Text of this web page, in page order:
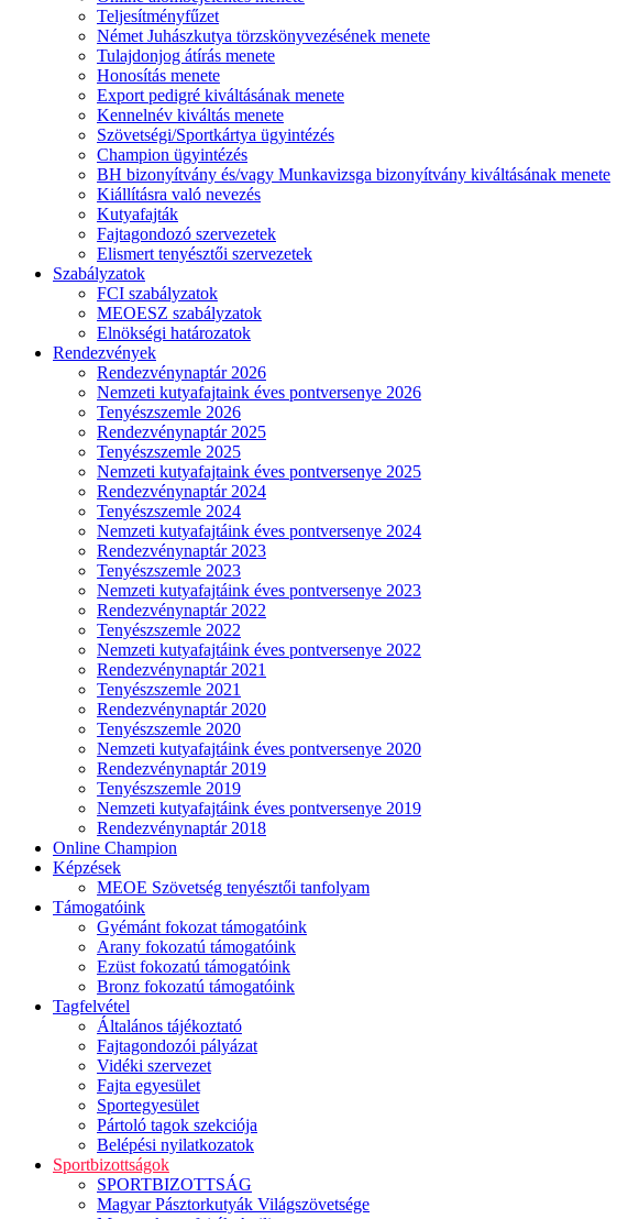
Teljesítményfűzet
Német Juhászkutya törzskönyvezésének menete
Tulajdonjog átírás menete
Honosítás menete
Export pedigré kiváltásának menete
Kennelnév kiváltás menete
Szövetségi/Sportkártya ügyintézés
Champion ügyintézés
BH bizonyítvány és/vagy Munkavizsga bizonyítvány kiváltásának menete
Kiállításra való nevezés
Kutyafajták
Fajtagondozó szervezetek
Elismert tenyésztői szervezetek
Szabályzatok
FCI szabályzatok
MEOESZ szabályzatok
Elnökségi határozatok
Rendezvények
Rendezvénynaptár 2026
Nemzeti kutyafajtaink éves pontversenye 2026
Tenyészszemle 2026
Rendezvénynaptár 2025
Tenyészszemle 2025
Nemzeti kutyafajtaink éves pontversenye 2025
Rendezvénynaptár 2024
Tenyészszemle 2024
Nemzeti kutyafajtáink éves pontversenye 2024
Rendezvénynaptár 2023
Tenyészszemle 2023
Nemzeti kutyafajtáink éves pontversenye 2023
Rendezvénynaptár 2022
Tenyészszemle 2022
Nemzeti kutyafajtáink éves pontversenye 2022
Rendezvénynaptár 2021
Tenyészszemle 2021
Rendezvénynaptár 2020
Tenyészszemle 2020
Nemzeti kutyafajtáink éves pontversenye 2020
Rendezvénynaptár 2019
Tenyészszemle 2019
Nemzeti kutyafajtáink éves pontversenye 2019
Rendezvénynaptár 2018
Online Champion
Képzések
MEOE Szövetség tenyésztői tanfolyam
Támogatóink
Gyémánt fokozat támogatóink
Arany fokozatú támogatóink
Ezüst fokozatú támogatóink
Bronz fokozatú támogatóink
Tagfelvétel
Általános tájékoztató
Fajtagondozói pályázat
Vidéki szervezet
Fajta egyesület
Sportegyesület
Pártoló tagok szekciója
Belépési nyilatkozatok
Sportbizottságok
SPORTBIZOTTSÁG
Magyar Pásztorkutyák Világszövetsége